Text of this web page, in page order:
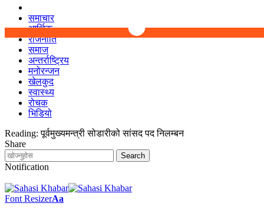
समाचार
आर्थिक
राजनीति
समाज
अन्तर्राष्ट्रिय
मनोरन्जन
खेलकुद
स्वास्थ्य
रोचक
भिडियो
Reading: पूर्वमुख्यमन्त्री सोडारीको सांसद पद निलम्बन
Share
Notification
Font ResizerAa